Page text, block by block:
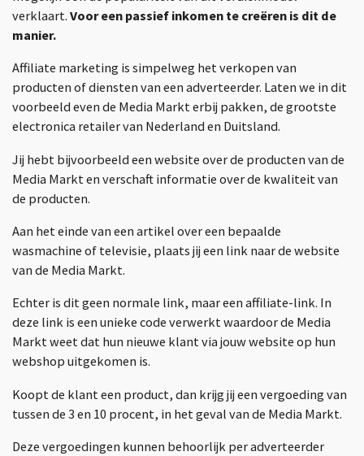
verklaart. Voor een passief inkomen te creëren is dit de
manier.
Affiliate marketing is simpelweg het verkopen van
producten of diensten van een adverteerder. Laten we in dit
voorbeeld even de Media Markt erbij pakken, de grootste
electronica retailer van Nederland en Duitsland.
Jij hebt bijvoorbeeld een website over de producten van de
Media Markt en verschaft informatie over de kwaliteit van
de producten.
Aan het einde van een artikel over een bepaalde
wasmachine of televisie, plaats jij een link naar de website
van de Media Markt.
Echter is dit geen normale link, maar een affiliate-link. In
deze link is een unieke code verwerkt waardoor de Media
Markt weet dat hun nieuwe klant via jouw website op hun
webshop uitgekomen is.
Koopt de klant een product, dan krijg jij een vergoeding van
tussen de 3 en 10 procent, in het geval van de Media Markt.
Deze vergoedingen kunnen behoorlijk per adverteerder